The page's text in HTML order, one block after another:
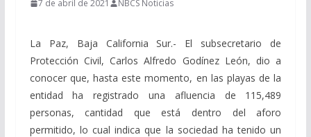
7 de abril de 2021 NBCS Noticias
La Paz, Baja California Sur.- El subsecretario de
Protección Civil, Carlos Alfredo Godínez León, dio a
conocer que, hasta este momento, en las playas de la
entidad ha registrado una afluencia de 115,489
personas, cantidad que está dentro del aforo
permitido, lo cual indica que la sociedad ha tenido un